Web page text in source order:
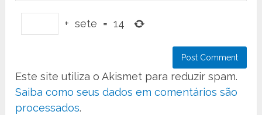
+ sete = 14
Este site utiliza o Akismet para reduzir spam.
Saiba como seus dados em comentários são
processados.